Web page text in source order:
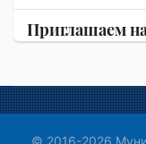
Приглашаем